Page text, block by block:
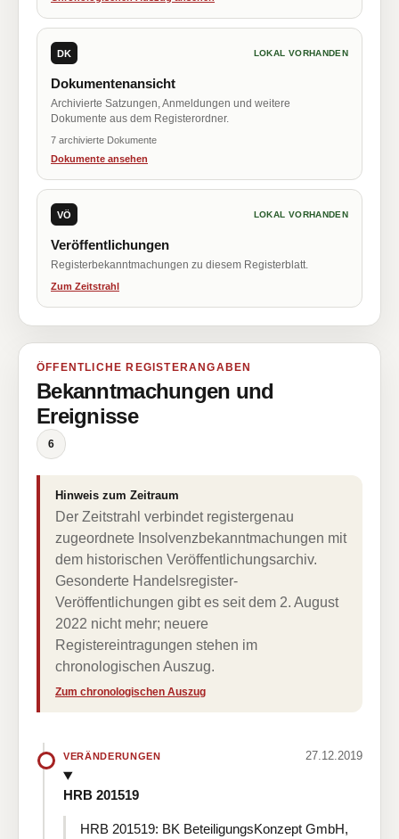
DK LOKAL VORHANDEN
Dokumentenansicht
Archivierte Satzungen, Anmeldungen und weitere
Dokumente aus dem Registerordner.
7 archivierte Dokumente
Dokumente ansehen
VÖ LOKAL VORHANDEN
Veröffentlichungen
Registerbekanntmachungen zu diesem Registerblatt.
Zum Zeitstrahl
ÖFFENTLICHE REGISTERANGABEN
Bekanntmachungen und
Ereignisse
6
Hinweis zum Zeitraum
Der Zeitstrahl verbindet registergenau
zugeordnete Insolvenzbekanntmachungen mit
dem historischen Veröffentlichungsarchiv.
Gesonderte Handelsregister-
Veröffentlichungen gibt es seit dem 2. August
2022 nicht mehr; neuere
Registereintragungen stehen im
chronologischen Auszug.
Zum chronologischen Auszug
VERÄNDERUNGEN 27.12.2019
HRB 201519
HRB 201519: BK BeteiligungsKonzept GmbH,